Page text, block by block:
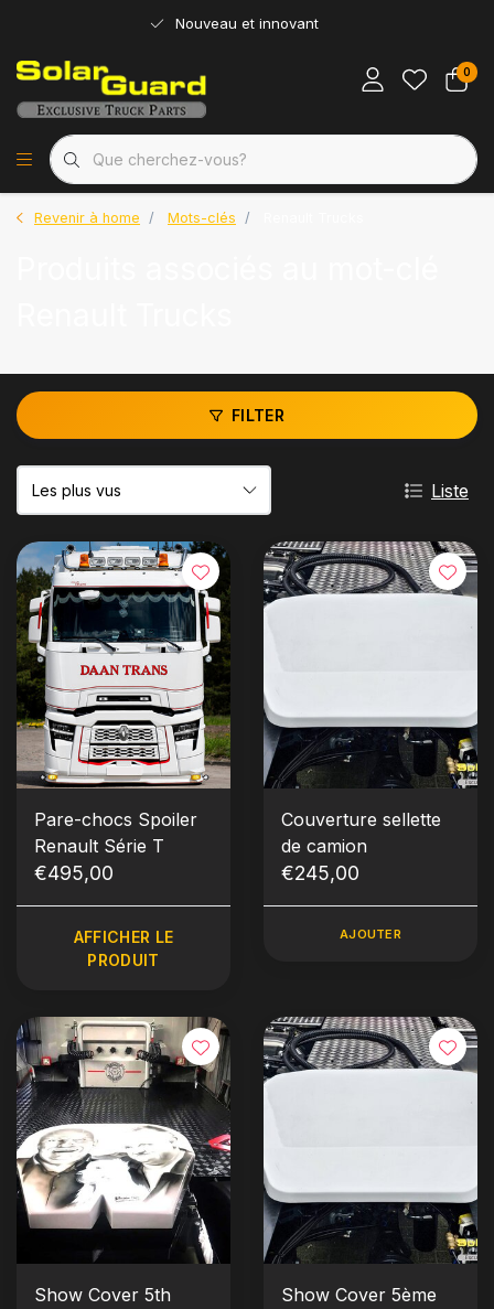
Nouveau et innovant
0
Revenir à home Mots-clés
FILTER
Liste
Pare-chocs Spoiler
Renault Série T
€495,00
AFFICHER LE
PRODUIT
Couverture sellette
de camion
€245,00
AJOUTER
Show Cover 5th
Show Cover 5ème